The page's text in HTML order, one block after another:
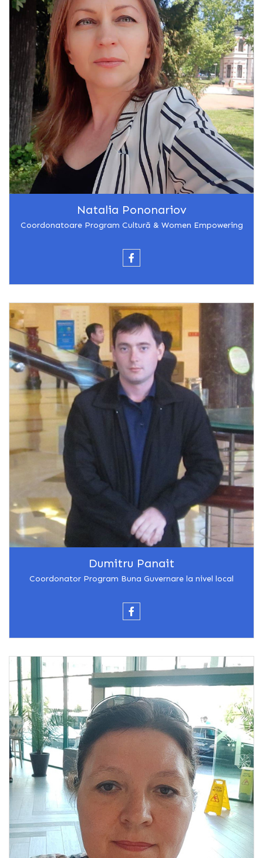
Natalia Pononariov
Coordonatoare Program Cultură & Women Empowering
Dumitru Panait
Coordonator Program Buna Guvernare la nivel local